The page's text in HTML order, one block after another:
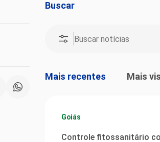
Buscar
Mais recentes Mais
Goiás
Controle fitossanitário